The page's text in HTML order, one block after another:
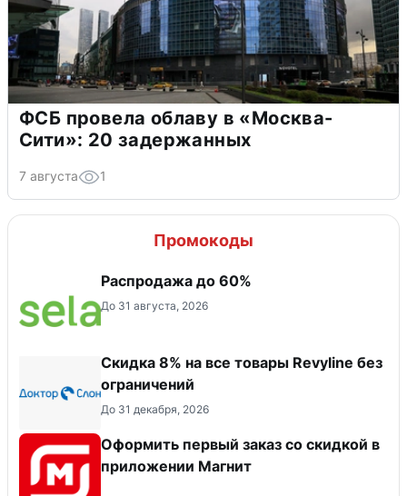
ФСБ провела облаву в «Москва-
Сити»: 20 задержанных
7 августа 1
Промокоды
Распродажа до 60%
До 31 августа, 2026
​Скидка 8% на все товары Revyline без
ограничений
До 31 декабря, 2026
Оформить первый заказ со скидкой в
приложении Магнит